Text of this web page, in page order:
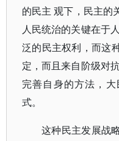
的民主 观下，民主的
人民统治的关键在于
泛的民主权利，而这
定，而且来自阶级对
完善自身的方法，
式。
这种民主发展战